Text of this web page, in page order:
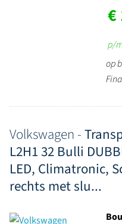
€
p/
op
Volkswagen -
L2H1 32 Bulli
LED, Climatronic,
rechts met slu...